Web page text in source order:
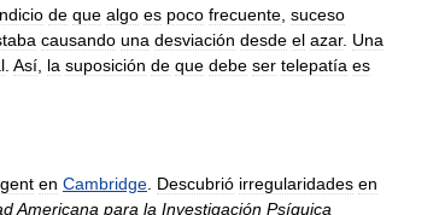
de que algo es poco frecuente suceso
causando una desviación desde el azar. Una
Así la suposición de que debe ser telepatía es
en Cambridge Descubrió irregularidades en
Americana para la Investigación Psíquica